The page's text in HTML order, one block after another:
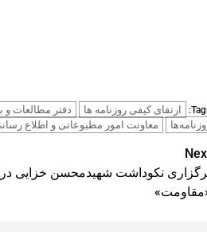
ارتقای کیفی روزنامه ها دفتر مطالعات و
معاونت امور مطبوعاتی و اطلاع
نکوداشت شهیدمحسن خزایی در